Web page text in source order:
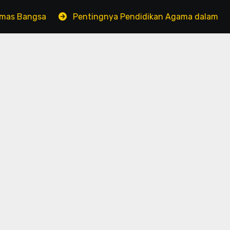
Pentingnya Pendidikan Agama dalam